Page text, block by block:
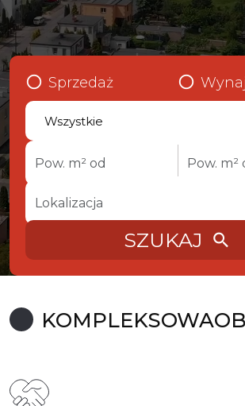
Sprzedaż
SZUKAJ search
KOMPLEKSOWA